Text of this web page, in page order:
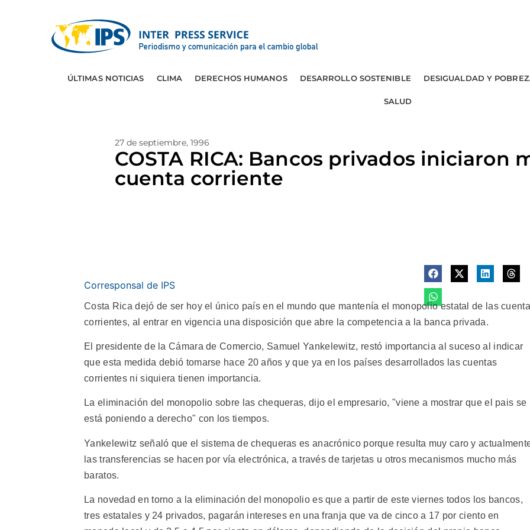
ÚLTIMAS NOTICIAS CLIMA DERECHOS HUMANOS DESARROLLO SOSTENIBLE DESIGUALDAD Y
SALUD
27 de septiembre, 1996
COSTA RICA: Bancos privados iniciaron
cuenta corriente
Corresponsal de IPS
Costa Rica dejó de ser hoy el único país en el mundo que mantenía el monopolio estatal de las
corrientes, al entrar en vigencia una disposición que abre la competencia a la banca privada.
El presidente de la Cámara de Comercio, Samuel Yankelewitz, restó importancia al suceso al indicar
que esta medida debió tomarse hace 20 años y que ya en los países desarrollados las cuentas
corrientes ni siquiera tienen importancia.
La eliminación del monopolio sobre las chequeras, dijo el empresario, "viene a mostrar que el pais se
está poniendo a derecho" con los tiempos.
Yankelewitz señaló que el sistema de chequeras es anacrónico porque resulta muy caro y
las transferencias se hacen por vía electrónica, a través de tarjetas u otros mecanismos mucho más
baratos.
La novedad en torno a la eliminación del monopolio es que a partir de este viernes todos los bancos,
tres estatales y 24 privados, pagarán intereses en una franja que va de cinco a 17 por ciento en